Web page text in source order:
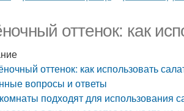
оттенок: как
оттенок: как использовать
вопросы и ответы
подходят для использования